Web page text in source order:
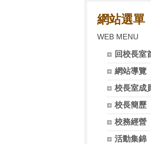
網站選單
WEB MENU
回校長室
網站導覽
校長室成
校長簡歷
校務經營
活動集錦